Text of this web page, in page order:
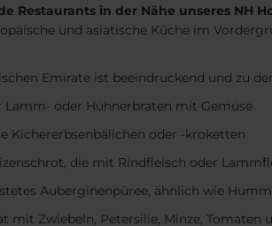
Restaurants in der Nähe unseres NH
und asiatische Küche im
Emirate ist beeindruckend und zu
Lamm- oder Hühnerbraten mit Gemüse
Kichererbsenbällchen oder -kroketten
die mit Rindfleisch oder
Auberginenpüree, ähnlich wie
mit Zwiebeln, Petersilie, Minze, Tomaten